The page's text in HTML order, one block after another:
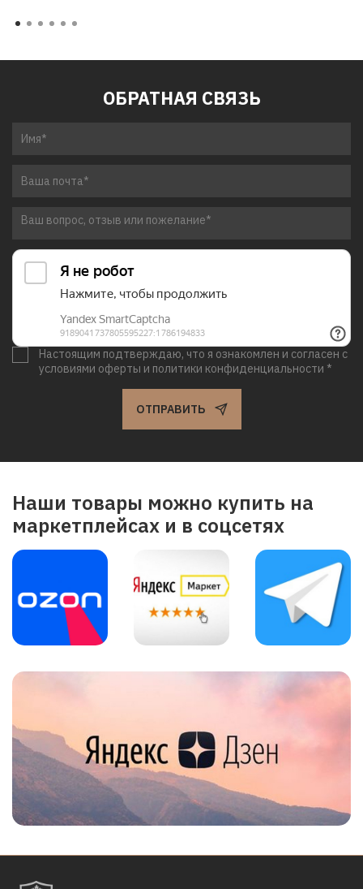
ОБРАТНАЯ СВЯЗЬ
Настоящим подтверждаю, что я ознакомлен и согласен с
условиями оферты и политики конфиденциальности *
ОТПРАВИТЬ
Наши товары можно купить на
маркетплейсах и в соцсетях